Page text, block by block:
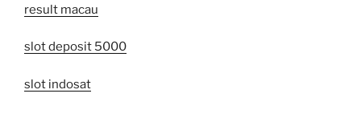
result macau
slot deposit 5000
slot indosat